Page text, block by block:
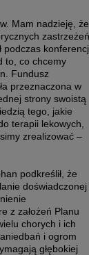
Mam nadzieję, że
zastrzeżeń,
podczas
to, co chcemy
Fundusz
przeznaczona w
strony swoistą
tego, jakie
terapii lekowych,
zrealizować –
podkreślił, że
doświadczonej
z założeń Planu
chorych i ich
i ogrom
głębokiej